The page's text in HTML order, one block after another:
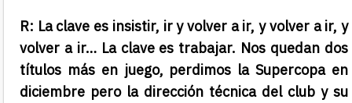
R: La clave es insistir, ir y volver a ir, y volver a ir, y
volver a ir… La clave es trabajar. Nos quedan dos
títulos más en juego, perdimos la Supercopa en
diciembre pero la dirección técnica del club y su